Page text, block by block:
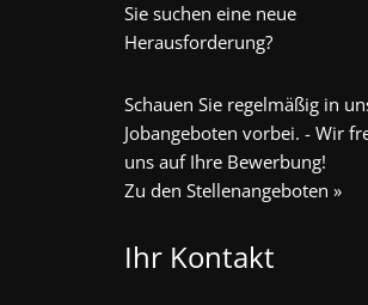
Sie suchen eine neue
Herausforderung?
Schauen Sie regelmäßig in
Jobangeboten vorbei. - Wir
uns auf Ihre Bewerbung!
Zu den Stellenangeboten »
Ihr Kontakt